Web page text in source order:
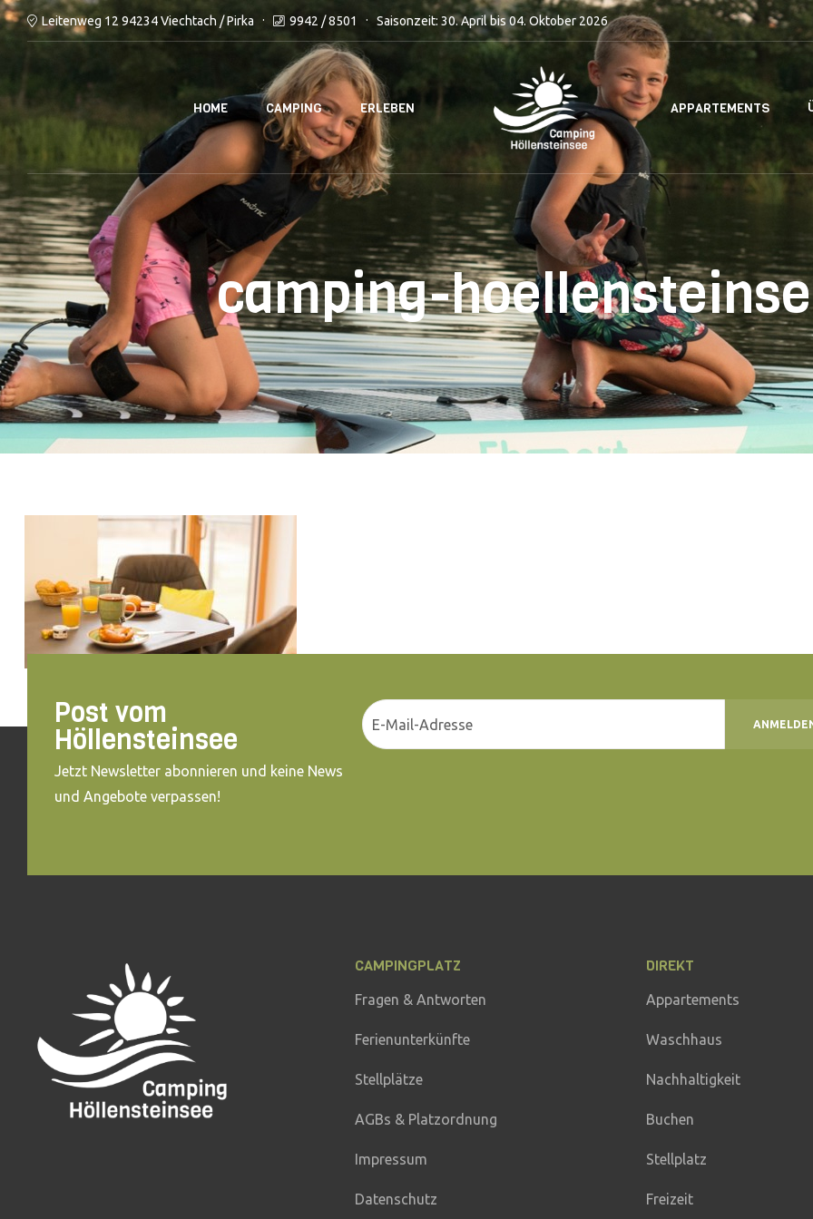
Leitenweg 12 94234 Viechtach / Pirka 9942 / 8501 Saisonzeit: 30. April bis 04. Oktober 2026
HOME CAMPING ERLEBEN APPARTEMENTS
camping-
Post vom
Höllensteinsee
Jetzt Newsletter abonnieren und keine News
und Angebote verpassen!
CAMPINGPLATZ
Fragen & Antworten
Ferienunterkünfte
Stellplätze
AGBs & Platzordnung
Impressum
Datenschutz
DIREKT
Appartements
Waschhaus
Nachhaltigkeit
Buchen
Stellplatz
Freizeit